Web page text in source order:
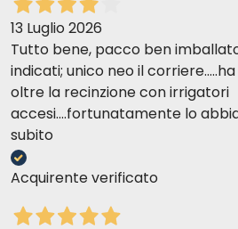
13 Luglio 2026
Tutto bene, pacco ben
indicati; unico neo il
oltre la recinzione con irrigatori
accesi....fortunatamente lo
subito
Acquirente verificato